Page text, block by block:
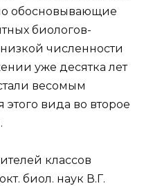
обосновывающие
биологов-
численности
уже десятка лет
весомым
вида во второе
классов
биол. наук В.Г.